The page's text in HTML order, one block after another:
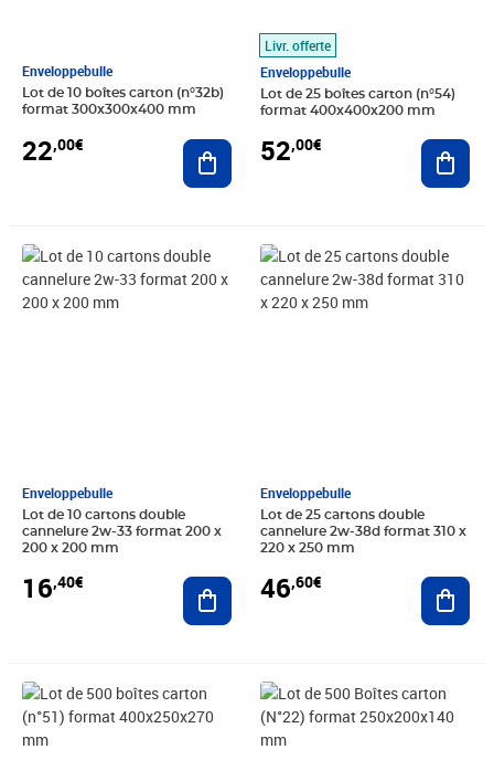
Enveloppebulle
Lot de 10 boîtes carton (n°32b)
format 300x300x400 mm
22,00€ Ajouter au panier
Livr. offerte
Enveloppebulle
Lot de 25 boîtes carton (n°54)
format 400x400x200 mm
52,00€
Enveloppebulle
Lot de 10 cartons double
cannelure 2w-33 format 200 x
200 x 200 mm
16,40€
Prix 16,40€
Ajouter au panier
Enveloppebulle
Lot de 25 cartons double
cannelure 2w-38d format 310 x
220 x 250 mm
46,60€
Prix 46,60€
Prix 558,80€ Prix 289,80€